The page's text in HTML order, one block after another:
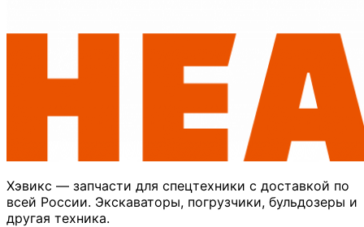
Хэвикс — запчасти для спецтехники с доставкой по
всей России. Экскаваторы, погрузчики, бульдозеры и
другая техника.